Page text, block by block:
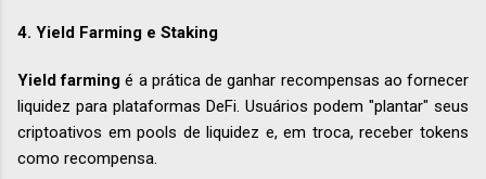
4. Yield Farming e Staking
Yield farming é a prática de ganhar recompensas ao fornecer
liquidez para plataformas DeFi. Usuários podem "plantar" seus
criptoativos em pools de liquidez e, em troca, receber tokens
como recompensa.